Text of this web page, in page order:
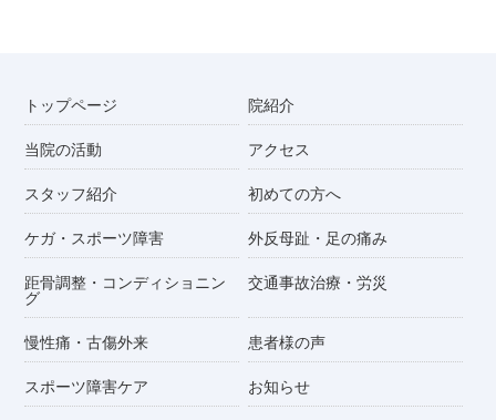
トップページ 院紹介
当院の活動 アクセス
スタッフ紹介 初めての方へ
ケガ・スポーツ障害 外反母趾・足の痛み
距骨調整・コンディショニン
グ
交通事故治療・労災
慢性痛・古傷外来 患者様の声
スポーツ障害ケア お知らせ